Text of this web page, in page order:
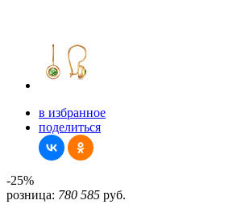
в избранное
поделиться
-25%
розница: 780 585 руб.